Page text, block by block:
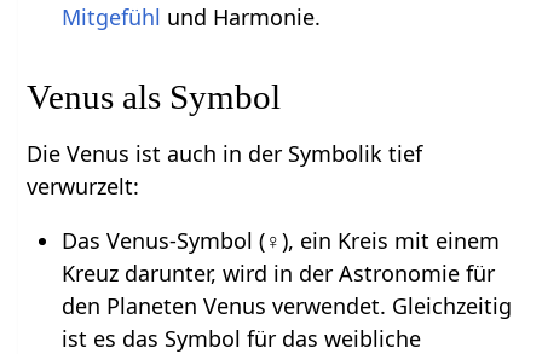
Mitgefühl und Harmonie.
Venus als Symbol
Die Venus ist auch in der Symbolik tief
verwurzelt:
Das Venus-Symbol (♀), ein Kreis mit einem
Kreuz darunter, wird in der Astronomie für
den Planeten Venus verwendet. Gleichzeitig
ist es das Symbol für das weibliche